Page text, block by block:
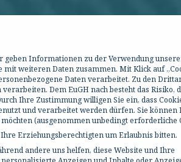
geben Informationen zu der Verwendung
weiteren Daten zusammen. Mit Klick auf
Daten verarbeitet. Zu den
Dem EuGH nach besteht das Risiko,
Ihre Zustimmung willigen Sie ein, dass
und verarbeitet werden dürfen. Sie können
(ausgenommen unbedingt erforderliche
Erziehungsberechtigten um Erlaubnis bitten.
andere uns helfen, diese Website und Ihre